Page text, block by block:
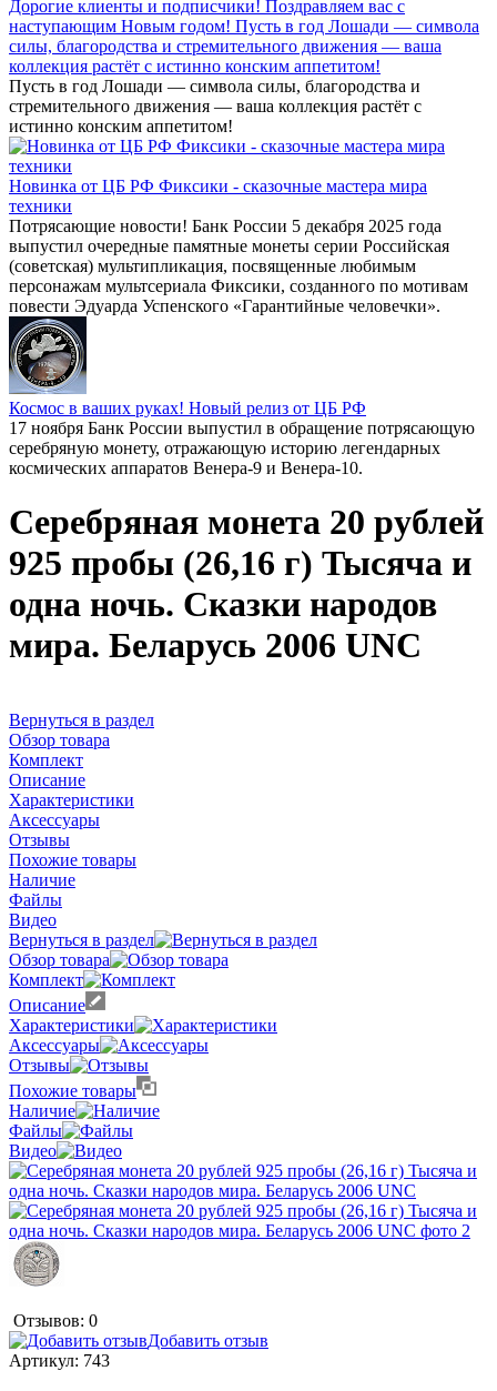
Дорогие клиенты и подписчики! Поздравляем вас с
наступающим Новым годом! Пусть в год Лошади — символа
силы, благородства и стремительного движения — ваша
коллекция растёт с истинно конским аппетитом!
Пусть в год Лошади — символа силы, благородства и
стремительного движения — ваша коллекция растёт с
истинно конским аппетитом!
Новинка от ЦБ РФ Фиксики - сказочные мастера мира
техники
Потрясающие новости! Банк России 5 декабря 2025 года
выпустил очередные памятные монеты серии Российская
(советская) мультипликация, посвященные любимым
персонажам мультсериала Фиксики, созданного по мотивам
повести Эдуарда Успенского «Гарантийные человечки».
Космос в ваших руках! Новый релиз от ЦБ РФ
17 ноября Банк России выпустил в обращение потрясающую
серебряную монету, отражающую историю легендарных
космических аппаратов Венера-9 и Венера-10.
Серебряная монета 20 рублей
925 пробы (26,16 г) Тысяча и
одна ночь. Сказки народов
мира. Беларусь 2006 UNC
Вернуться в раздел
Обзор товара
Комплект
Описание
Характеристики
Аксессуары
Отзывы
Похожие товары
Наличие
Файлы
Видео
Вернуться в раздел
Обзор товара
Комплект
Описание
Характеристики
Аксессуары
Отзывы
Похожие товары
Наличие
Файлы
Видео
Отзывов: 0
Добавить отзыв
Артикул: 743